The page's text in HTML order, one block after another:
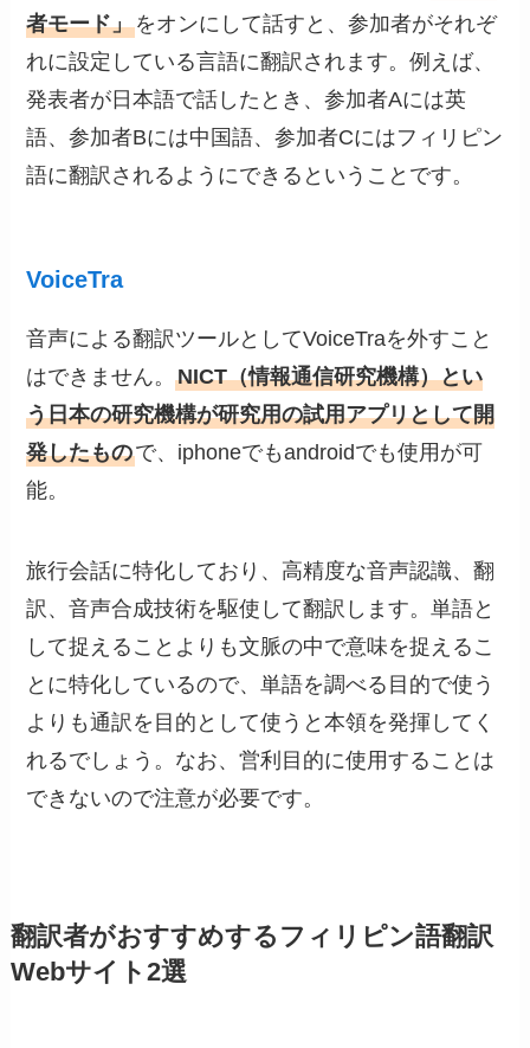
者モード」をオンにして話すと、参加者がそれぞ
れに設定している言語に翻訳されます。例えば、
発表者が日本語で話したとき、参加者Aには英
語、参加者Bには中国語、参加者Cにはフィリピン
語に翻訳されるようにできるということです。
VoiceTra
音声による翻訳ツールとしてVoiceTraを外すこと
はできません。NICT（情報通信研究機構）とい
う日本の研究機構が研究用の試用アプリとして開
発したもので、iphoneでもandroidでも使用が可
能。
旅行会話に特化しており、高精度な音声認識、翻
訳、音声合成技術を駆使して翻訳します。単語と
して捉えることよりも文脈の中で意味を捉えるこ
とに特化しているので、単語を調べる目的で使う
よりも通訳を目的として使うと本領を発揮してく
れるでしょう。なお、営利目的に使用することは
できないので注意が必要です。
翻訳者がおすすめするフィリピン語翻訳
Webサイト2選